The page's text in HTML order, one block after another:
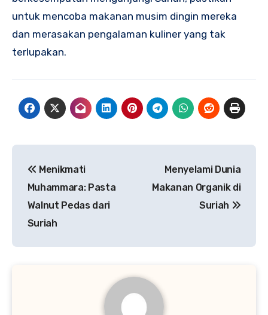
untuk mencoba makanan musim dingin mereka
dan merasakan pengalaman kuliner yang tak
terlupakan.
pos
Menikmati
Muhammara: Pasta
Walnut Pedas dari
Suriah
Menyelami Dunia
Makanan Organik di
Suriah